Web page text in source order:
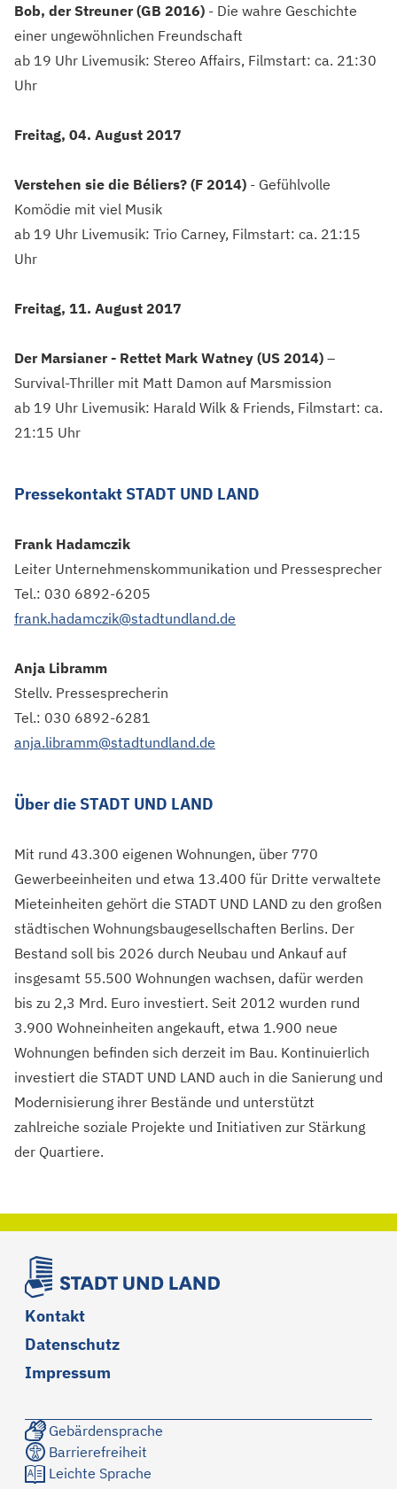
Bob, der Streuner (GB 2016) - Die wahre Geschichte
einer ungewöhnlichen Freundschaft
ab 19 Uhr Livemusik: Stereo Affairs, Filmstart: ca. 21:30
Uhr
Freitag, 04. August 2017
Verstehen sie die Béliers? (F 2014) - Gefühlvolle
Komödie mit viel Musik
ab 19 Uhr Livemusik: Trio Carney, Filmstart: ca. 21:15
Uhr
Freitag, 11. August 2017
Der Marsianer - Rettet Mark Watney (US 2014) –
Survival-Thriller mit Matt Damon auf Marsmission
ab 19 Uhr Livemusik: Harald Wilk & Friends, Filmstart: ca.
21:15 Uhr
Pressekontakt STADT UND LAND
Frank Hadamczik
Leiter Unternehmenskommunikation und Pressesprecher
Tel.: 030 6892-6205
frank.hadamczik@stadtundland.de
Anja Libramm
Stellv. Pressesprecherin
Tel.: 030 6892-6281
anja.libramm@stadtundland.de
Über die STADT UND LAND
Mit rund 43.300 eigenen Wohnungen, über 770
Gewerbeeinheiten und etwa 13.400 für Dritte verwaltete
Mieteinheiten gehört die STADT UND LAND zu den großen
städtischen Wohnungsbaugesellschaften Berlins. Der
Bestand soll bis 2026 durch Neubau und Ankauf auf
insgesamt 55.500 Wohnungen wachsen, dafür werden
bis zu 2,3 Mrd. Euro investiert. Seit 2012 wurden rund
3.900 Wohneinheiten angekauft, etwa 1.900 neue
Wohnungen befinden sich derzeit im Bau. Kontinuierlich
investiert die STADT UND LAND auch in die Sanierung und
Modernisierung ihrer Bestände und unterstützt
zahlreiche soziale Projekte und Initiativen zur Stärkung
der Quartiere.
Kontakt
Datenschutz
Impressum
Gebärdensprache
Barrierefreiheit
Leichte Sprache